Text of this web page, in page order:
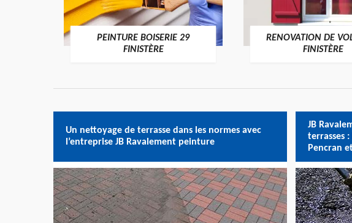
PEINTURE BOISERIE 29
FINISTÈRE
RENOVATION DE
FINISTÈRE
Un nettoyage de terrasse dans les normes avec
l’entreprise JB Ravalement peinture
JB
terrasses
Pencran